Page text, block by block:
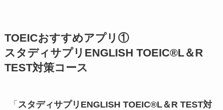
TOEICおすすめアプリ①
スタディサプリENGLISH TOEIC®L＆R
TEST対策コース
「 スタディサプリENGLISH TOEIC®L＆R TEST対